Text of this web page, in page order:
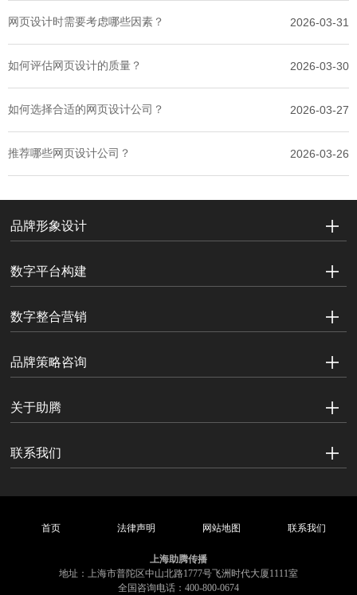
网页设计时需要考虑哪些因素？ 2026-03-31
如何评估网页设计的质量？ 2026-03-30
如何选择合适的网页设计公司？ 2026-03-27
推荐哪些网页设计公司？ 2026-03-26
品牌形象设计
数字平台构建
数字整合营销
品牌策略咨询
关于助腾
联系我们
首页 法律声明 网站地图 联系我们
上海助腾传播
地址：上海市普陀区中山北路1777号飞洲时代大厦1111室
全国咨询电话：400-800-0674